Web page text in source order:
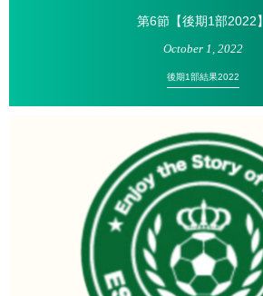
第6節【後期1部2022】
October 1 2022
後期1部結果2022